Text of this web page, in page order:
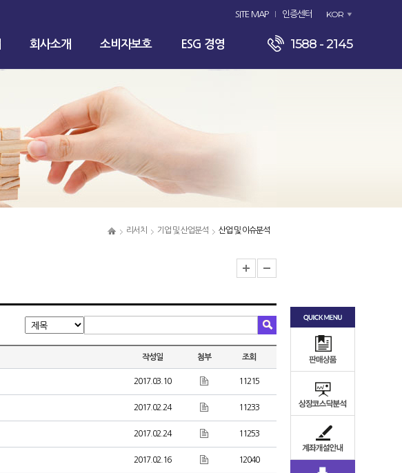
SITE MAP 인증센터 KOR
회사소개 소비자보호 ESG 경영 1588 - 2145
리서치 기업 및 산업분석 산업 및 이슈분석
작성일 첨부 조회
2017.03.10 11215
2017.02.24 11233
2017.02.24 11253
2017.02.16 12040